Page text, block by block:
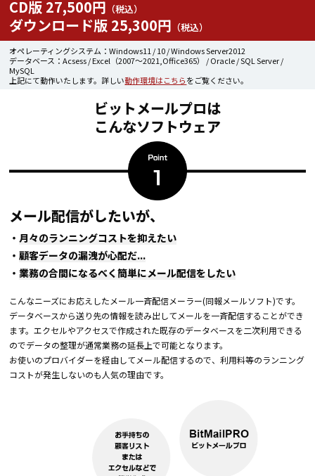
CD版 27,500円 （税込）
ダウンロード版 25,300円 （税込）
オペレーティングシステム：Windows11 / 10 / Windows Server2012
データベース：Acsess / Excel（2007～2021,Office365） / Oracle / SQL Server /
MySQL
上記にて動作いたします。詳しい動作環境はこちらをご覧ください。
ビットメールプロは
こんなソフトウェア
メール配信がしたいが、
・ 月々のランニングコストを抑えたい
・顧客データの漏洩が心配だ...
・業務の合間になるべく簡単にメール配信をしたい
こんなニーズにお応えしたメール一斉配信メーラー(同報メールソフト)です。
データベースから送り先の情報を読み出してメールを一斉配信することができ
ます。エクセルやアクセスで作成された既存のデータベースを二次利用できる
のでデータの整理が通常業務の延長上で可能となります。
お使いのプロバイダーを経由してメール配信するので、利用料等のランニング
コストが発生しないのも人気の理由です。